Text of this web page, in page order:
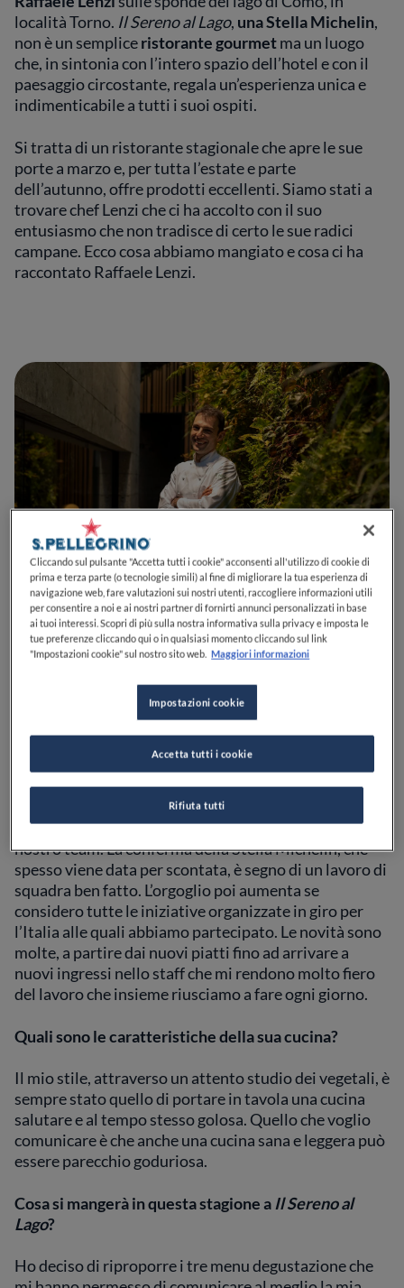
località Torno. Il Sereno al Lago, una Stella Michelin,
non è un sempliceristorante gourmetma un luogo
che, in sintonia con l’intero spazio dell’hotel e con il
paesaggio circostante, regala un’esperienza unica e
indimenticabile a tutti i suoi ospiti.
Si tratta di un ristorante stagionale che apre le sue
porte a marzo e, per tutta l’estate e parte
dell’autunno, offre prodotti eccellenti. Siamo stati a
trovare chef Lenzi che ci ha accolto con il suo
entusiasmo che non tradisce di certo le sue radici
campane. Ecco cosa abbiamo mangiato e cosa ci ha
raccontato Raffaele Lenzi.
Il Sereno al Lago: l'intervista
a chef Lenzi
Quali sono le novità per questa nuova stagione?
Il 2023 è stato un anno ricco di soddisfazioni per il
nostro team. La conferma della Stella Michelin, che
spesso viene data per scontata, è segno di un lavoro di
squadra ben fatto. L’orgoglio poi aumenta se
considero tutte le iniziative organizzate in giro per
l’Italia alle quali abbiamo partecipato. Le novità sono
molte, a partire dai nuovi piatti fino ad arrivare a
nuovi ingressi nello staff che mi rendono molto fiero
del lavoro che insieme riusciamo a fare ogni giorno.
Quali sono le caratteristiche della sua cucina?
Il mio stile, attraverso un attento studio dei vegetali, è
sempre stato quello di portare in tavola una cucina
salutare e al tempo stesso golosa. Quello che voglio
comunicare è che anche una cucina sana e leggera può
essere parecchio goduriosa.
Cosa si mangerà in questa stagione a Il Sereno al
Lago?
Ho deciso di riproporre i tre menu degustazione che
Cliccando sul pulsante "Accetta tutti i cookie" acconsenti all'utilizzo di cookie di
prima e terza parte (o tecnologie simili) al fine di migliorare la tua esperienza di
navigazione web, fare valutazioni sui nostri utenti, raccogliere informazioni utili
per consentire a noi e ai nostri partner di fornirti annunci personalizzati in base
ai tuoi interessi. Scopri di più sulla nostra informativa sulla privacy e imposta le
tue preferenze cliccando qui o in qualsiasi momento cliccando sul link
"Impostazioni cookie" sul nostro sito web. Maggiori informazioni
Impostazioni cookie
Rifiuta tutti
Accetta tutti i cookie